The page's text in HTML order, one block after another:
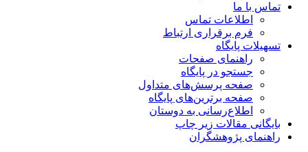
تماس با ما
اطلاعات تماس
فرم برقراری ارتباط
تسهیلات پایگاه
راهنمای صفحات
جستجو در پایگاه
صفحه پرسش‌های متداول
صفحه برترین‌های پایگاه
اطلاع‌رسانی به دوستان
بایگانی مقالات زیر چاپ
راهنمای پژوهشگران